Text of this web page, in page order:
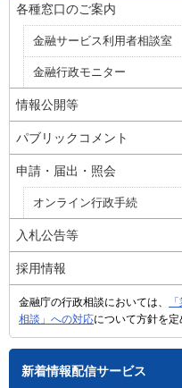
各種窓口のご案内
金融サービス利用者相談室
金融行政モニター
情報公開等
パブリックコメント
申請・届出・照会
オンライン行政手続
入札公告等
採用情報
金融庁の行政相談においては、
相談」への対応について方針を定
新着情報配信サービス